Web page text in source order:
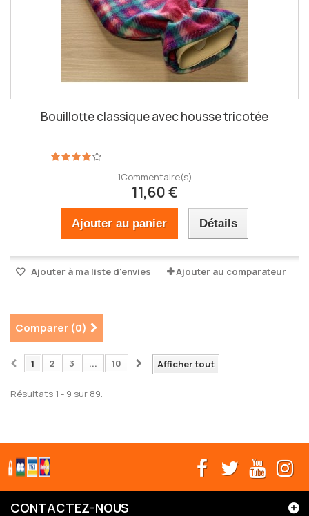
Bouillotte classique avec housse tricotée
1Commentaire(s)
11,60 €
Ajouter au panier Détails
Ajouter à ma liste d'envies Ajouter au comparateur
Comparer (0)
Afficher tout
1 2 3 ... 10
Résultats 1 - 9 sur 89.
CONTACTEZ-NOUS